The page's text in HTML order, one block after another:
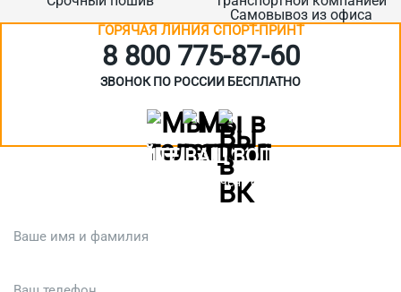
Самовывоз из офиса
ГОРЯЧАЯ ЛИНИЯ СПОРТ-ПРИНТ
8 800 775‑87-60
ЗВОНОК ПО РОССИИ БЕСПЛАТНО
ЗАДАЙТЕ ВАШ ВОПРОС
Или кратко опишите ситуацию. Мы очень быстро свяжемся с вами